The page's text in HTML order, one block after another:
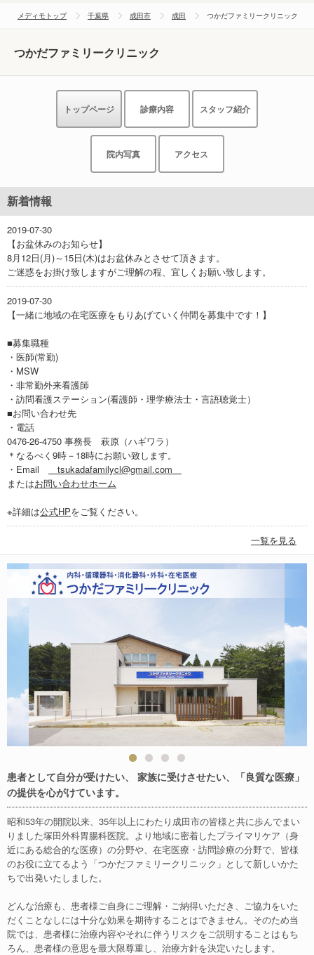
メディモトップ 千葉県 成田市 成田 つかだファミリークリニック
つかだファミリークリニック
トップページ 診療内容 スタッフ紹介
院内写真 アクセス
新着情報
2019-07-30
【お盆休みのお知らせ】
8月12日(月)～15日(木)はお盆休みとさせて頂きます。
ご迷惑をお掛け致しますがご理解の程、宜しくお願い致します。
2019-07-30
【一緒に地域の在宅医療をもりあげていく仲間を募集中です！】
■募集職種
・医師(常勤)
・MSW
・非常勤外来看護師
・訪問看護ステーション(看護師・理学療法士・言語聴覚士）
■お問い合わせ先
・電話
0476-26-4750 事務長 萩原（ハギワラ）
＊なるべく9時－18時にお願い致します。
・Email
tsukadafamilycl@gmail.com
またはお問い合わせホーム
※詳細は公式HPをご覧ください。
一覧を見る
患者として自分が受けたい、 家族に受けさせたい、「良質な医療」
の提供を心がけています。
昭和53年の開院以来、35年以上にわたり成田市の皆様と共に歩んでまい
りました塚田外科胃腸科医院。より地域に密着したプライマリケア（身
近にある総合的な医療）の分野や、在宅医療・訪問診療の分野で、皆様
のお役に立てるよう「つかだファミリークリニック」として新しいかた
ちで出発いたしました。
どんな治療も、患者様ご自身にご理解・ご納得いただき、ご協力をいた
だくことなしには十分な効果を期待することはできません。そのため当
院では、患者様に治療内容やそれに伴うリスクをご説明することはもち
ろん、患者様の意思を最大限尊重し、治療方針を決定いたします。